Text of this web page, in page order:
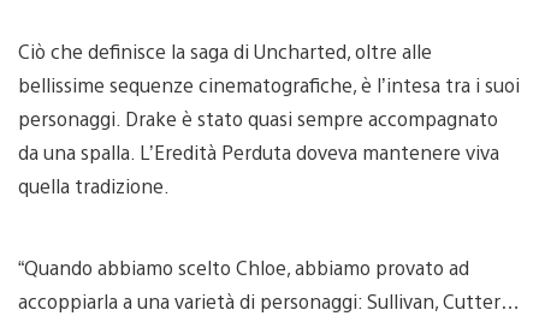
Ciò che definisce la saga di Uncharted, oltre alle
bellissime sequenze cinematografiche, è l’intesa tra i suoi
personaggi. Drake è stato quasi sempre accompagnato
da una spalla. L’Eredità Perduta doveva mantenere viva
quella tradizione.
“Quando abbiamo scelto Chloe, abbiamo provato ad
accoppiarla a una varietà di personaggi: Sullivan, Cutter…